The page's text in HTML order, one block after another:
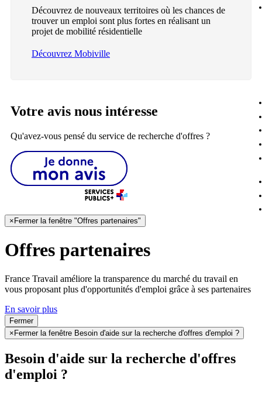
Découvrez de nouveaux territoires où les chances de
trouver un emploi sont plus fortes en réalisant un
projet de mobilité résidentielle
Découvrez Mobiville
Votre avis nous intéresse
Qu'avez-vous pensé du service de recherche d'offres ?
× Fermer la fenêtre "Offres partenaires"
Offres partenaires
France Travail améliore la transparence du marché du travail en
vous proposant plus d'opportunités d'emploi grâce à ses partenaires
En savoir plus
Fermer
× Fermer la fenêtre Besoin d'aide sur la recherche d'offres d'emploi ?
Besoin d'aide sur la recherche d'offres
d'emploi ?